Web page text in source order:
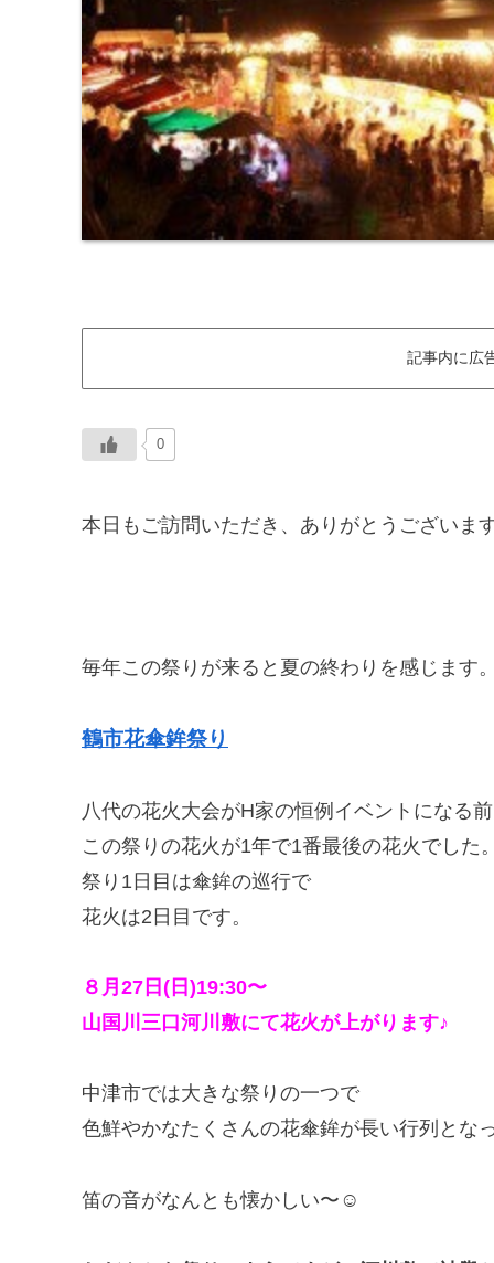
記事内に広
0
本日もご訪問いただき、ありがとうございます
毎年この祭りが来ると夏の終わりを感じます。
鶴市花傘鉾祭り
八代の花火大会がH家の恒例イベントになる
この祭りの花火が1年で1番最後の花火でした。
祭り1日目は傘鉾の巡行で
花火は2日目です。
８月27日(日)19:30〜
山国川三口河川敷にて花火が上がります♪
中津市では大きな祭りの一つで
色鮮やかなたくさんの花傘鉾が長い行列とな
笛の音がなんとも懐かしい〜☺